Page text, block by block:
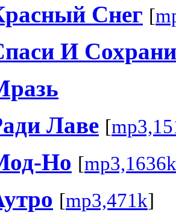
Снег [
И Сохрани
Лаве [
Но [mp3,1636k
[mp3,471k]